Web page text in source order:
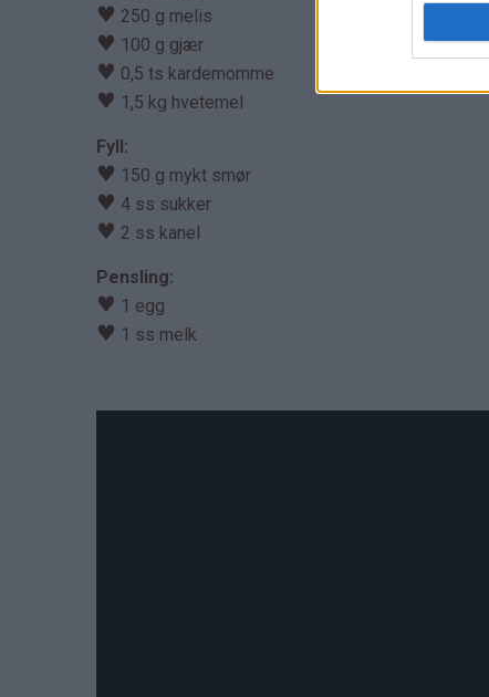
♥ 250 g melis
♥ 100 g gjær
♥ 0,5 ts kardemomme
♥ 1,5 kg hvetemel
Fyll:
♥ 150 g mykt smør
♥ 4 ss sukker
♥ 2 ss kanel
Pensling:
♥ 1 egg
♥ 1 ss melk